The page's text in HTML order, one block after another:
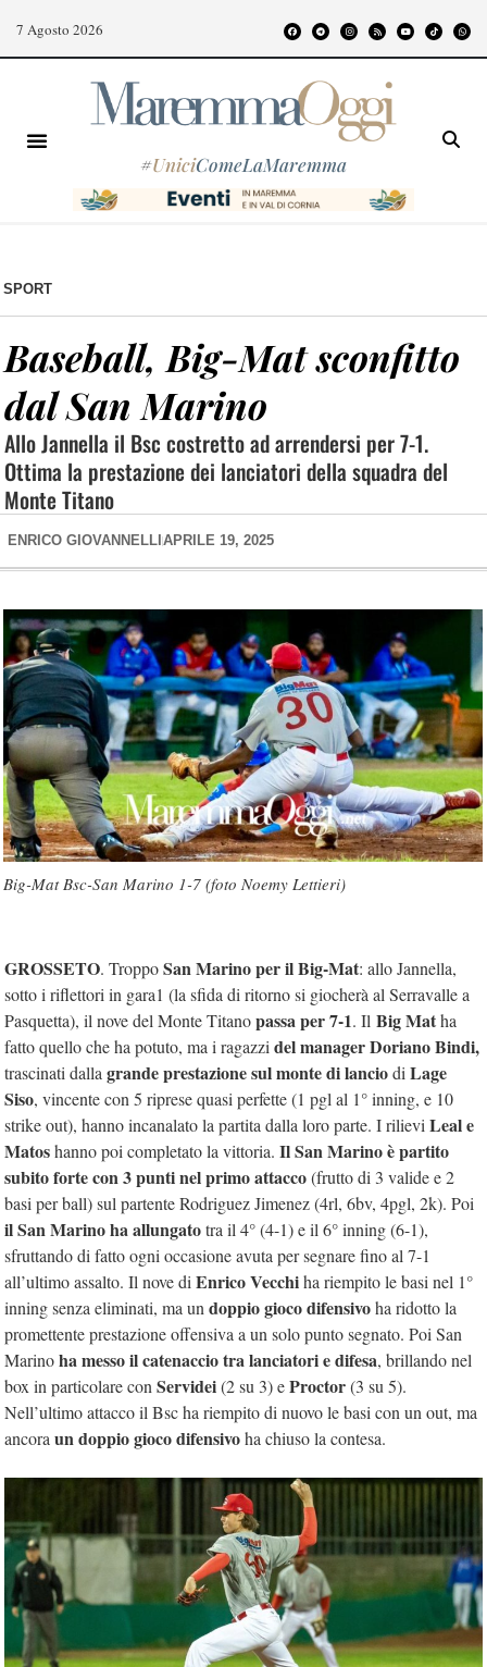
7 Agosto 2026
#UniciComeLaMaremma
SPORT
Baseball, Big-Mat sconfitto
dal San Marino
Allo Jannella il Bsc costretto ad arrendersi per 7-1.
Ottima la prestazione dei lanciatori della squadra del
Monte Titano
ENRICO GIOVANNELLI APRILE 19, 2025
Big-Mat Bsc-San Marino 1-7 (foto Noemy Lettieri)
GROSSETO. TroppoSan Marino per il Big-Mat: allo Jannella,
sotto i riflettori in gara1 (la sfida di ritorno si giocherà al Serravalle a
Pasquetta), il nove del Monte Titanopassa per 7-1. Il Big Matha
fatto quello che ha potuto, ma i ragazzi del manager Doriano Bindi,
trascinati dalla grande prestazione sul monte di lanciodi Lage
Siso, vincente con 5 riprese quasi perfette (1 pgl al 1° inning, e 10
strike out), hanno incanalato la partita dalla loro parte. I rilievi Leal e
Matoshanno poi completato la vittoria. Il San Marino è partito
subito fortecon 3 punti nel primo attacco(frutto di 3 valide e 2
basi per ball) sul partente Rodriguez Jimenez (4rl, 6bv, 4pgl, 2k). Poi
il San Marino ha allungatotra il 4° (4-1) e il 6° inning (6-1),
sfruttando di fatto ogni occasione avuta per segnare fino al 7-1
all’ultimo assalto. Il nove di Enrico Vecchiha riempito le basi nel 1°
inning senza eliminati, ma un doppio gioco difensivoha ridotto la
promettente prestazione offensiva a un solo punto segnato. Poi San
Marinoha messo il catenaccio tra lanciatori e difesa, brillando nel
box in particolare con Servidei(2 su 3) eProctor(3 su 5).
Nell’ultimo attacco il Bsc ha riempito di nuovo le basi con un out, ma
ancora un doppio gioco difensivoha chiuso la contesa.